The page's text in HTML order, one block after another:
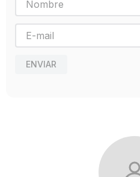
ENVIAR